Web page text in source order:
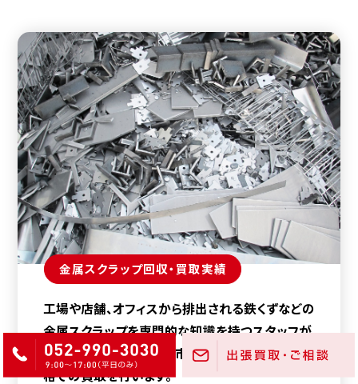
金属スクラップ回収・買取実績
工場や店舗、オフィスから排出される鉄くずなどの
金属スクラップを専門的な知識を持つスタッフが
種類や量を正確に評価。市場価格に基づく適正価
格での買取を行います。